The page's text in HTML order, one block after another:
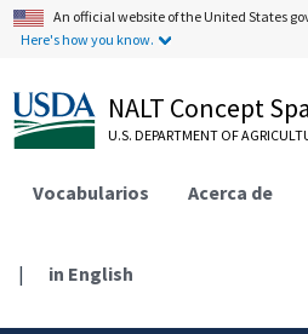
An official website of the United States
Here's how you know.
NALT Concept
U.S. DEPARTMENT OF
Vocabularios Acerca de
| in English